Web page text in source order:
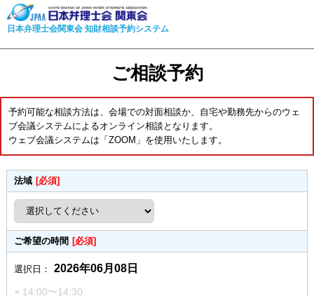
日本弁理士会関東会 知財相談予約システム
ご相談予約
予約可能な相談方法は、会場での対面相談か、自宅や勤務先からのウェ
ブ会議システムによるオンライン相談となります。
ウェブ会議システムは「ZOOM」を使用いたします。
法域 [必須]
ご希望の時間 [必須]
選択日： 2026年06月08日
× 14:00〜14:30